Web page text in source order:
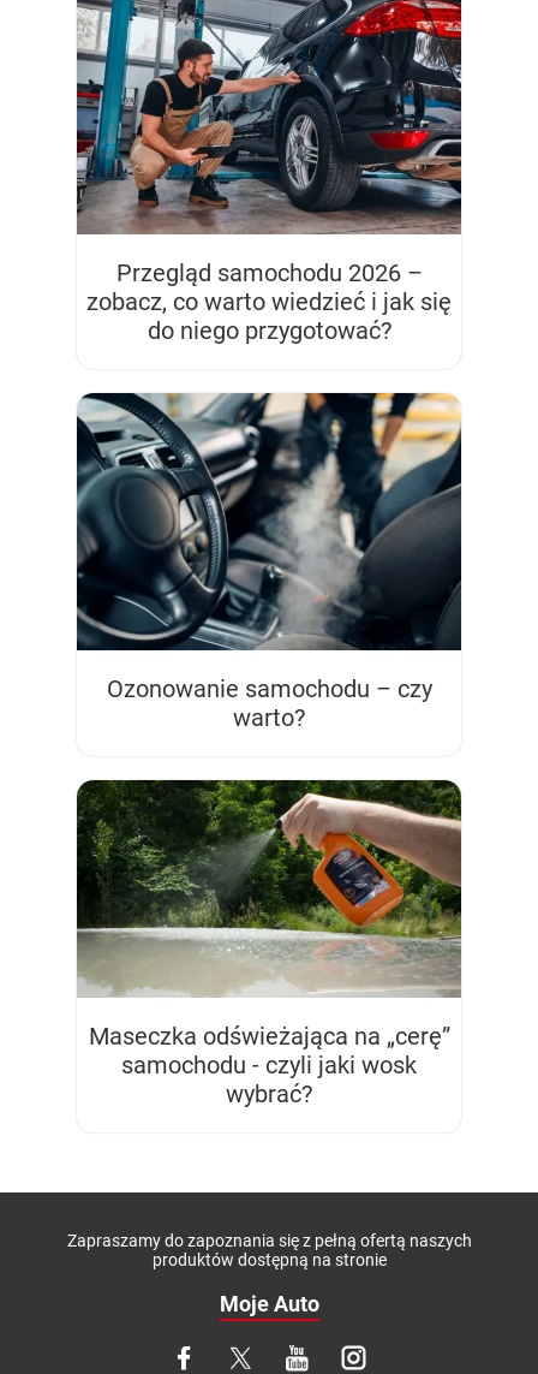
Przegląd samochodu 2026 –
zobacz, co warto wiedzieć i jak się
do niego przygotować?
Ozonowanie samochodu – czy
warto?
Maseczka odświeżająca na „cerę”
samochodu - czyli jaki wosk
wybrać?
Zapraszamy do zapoznania się z pełną ofertą naszych
produktów dostępną na stronie
Moje Auto
Facebook
X YouTubeInstagram